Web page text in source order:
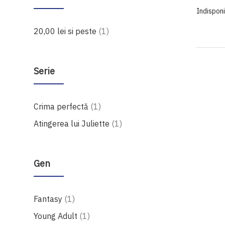
20,00 lei si peste 1produs
Serie
Crima perfectă 1produs
Atingerea lui Juliette 1produs
Gen
Fantasy 1produs
Young Adult 1produs